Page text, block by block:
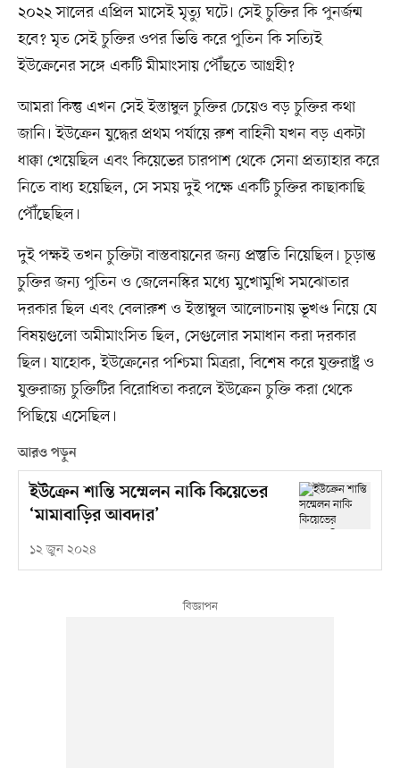
২০২২ সালের এপ্রিল মাসেই মৃত্যু ঘটে। সেই চুক্তির কি পুনর্জন্ম
হবে? মৃত সেই চুক্তির ওপর ভিত্তি করে পুতিন কি সত্যিই
ইউক্রেনের সঙ্গে একটি মীমাংসায় পৌঁছতে আগ্রহী?
আমরা কিন্তু এখন সেই ইস্তাম্বুল চুক্তির চেয়েও বড় চুক্তির কথা
জানি। ইউক্রেন যুদ্ধের প্রথম পর্যায়ে রুশ বাহিনী যখন বড় একটা
ধাক্কা খেয়েছিল এবং কিয়েভের চারপাশ থেকে সেনা প্রত্যাহার করে
নিতে বাধ্য হয়েছিল, সে সময় দুই পক্ষে একটি চুক্তির কাছাকাছি
পৌঁছেছিল।
দুই পক্ষই তখন চুক্তিটা বাস্তবায়নের জন্য প্রস্তুতি নিয়েছিল। চূড়ান্ত
চুক্তির জন্য পুতিন ও জেলেনস্কির মধ্যে মুখোমুখি সমঝোতার
দরকার ছিল এবং বেলারুশ ও ইস্তাম্বুল আলোচনায় ভূখণ্ড নিয়ে যে
বিষয়গুলো অমীমাংসিত ছিল, সেগুলোর সমাধান করা দরকার
ছিল। যাহোক, ইউক্রেনের পশ্চিমা মিত্ররা, বিশেষ করে যুক্তরাষ্ট্র ও
যুক্তরাজ্য চুক্তিটির বিরোধিতা করলে ইউক্রেন চুক্তি করা থেকে
পিছিয়ে এসেছিল।
আরও পড়ুন
ইউক্রেন শান্তি সম্মেলন নাকি কিয়েভের
‘মামাবাড়ির আবদার’
১২ জুন ২০২৪